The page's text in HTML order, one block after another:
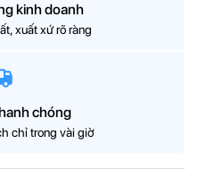
kinh doanh
xuất xứ rõ ràng
chóng
chỉ trong vài giờ